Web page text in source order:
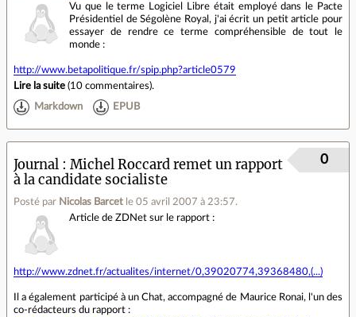
Vu que le terme Logiciel Libre était employé dans le Pacte
Présidentiel de Ségolène Royal, j'ai écrit un petit article pour
essayer de rendre ce terme compréhensible de tout le
monde :
http://www.betapolitique.fr/spip.php?article0579
Lire la suite (10 commentaires).
Markdown EPUB
Journal
Michel Roccard remet un rapport
à la candidate socialiste
Posté par Nicolas Barcet le 05 avril 2007 à 23:57.
0
Article de ZDNet sur le rapport :
http://www.zdnet.fr/actualites/internet/0,39020774,39368480,(...)
Il a également participé à un Chat, accompagné de Maurice Ronai, l'un des
co-rédacteurs du rapport :